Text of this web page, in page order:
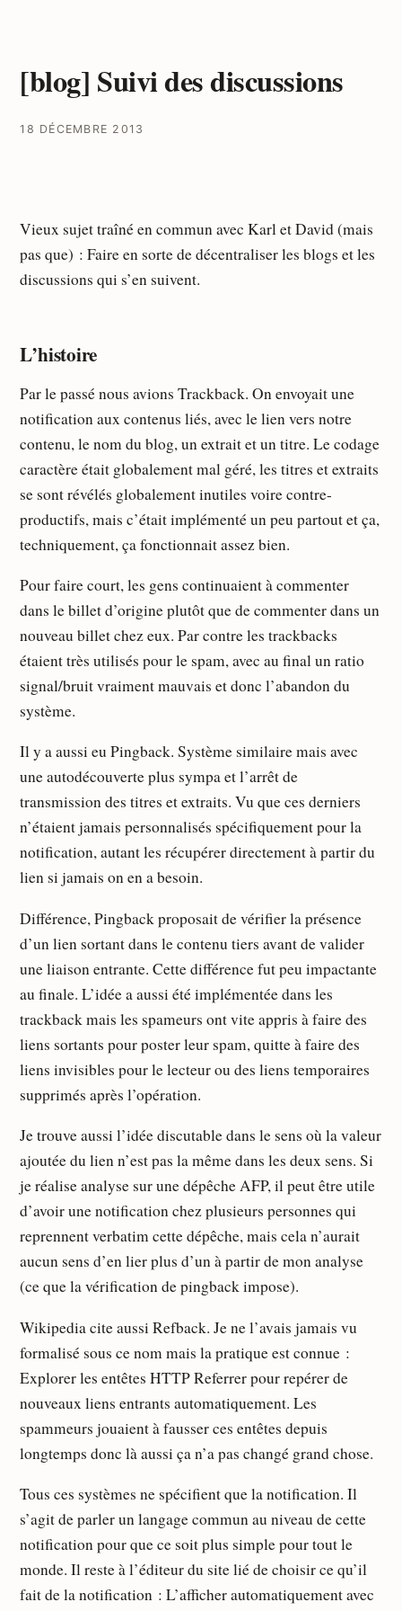
[blog] Suivi des discussions
18 DÉCEMBRE 2013
Vieux sujet traîné en commun avec Karl et David (mais
pas que) : Faire en sorte de décentraliser les blogs et les
discussions qui s’en suivent.
L’histoire
Par le passé nous avions Trackback. On envoyait une
notification aux contenus liés, avec le lien vers notre
contenu, le nom du blog, un extrait et un titre. Le codage
caractère était globalement mal géré, les titres et extraits
se sont révélés globalement inutiles voire contre-
productifs, mais c’était implémenté un peu partout et ça,
techniquement, ça fonctionnait assez bien.
Pour faire court, les gens continuaient à commenter
dans le billet d’origine plutôt que de commenter dans un
nouveau billet chez eux. Par contre les trackbacks
étaient très utilisés pour le spam, avec au final un ratio
signal/bruit vraiment mauvais et donc l’abandon du
système.
Il y a aussi eu Pingback. Système similaire mais avec
une autodécouverte plus sympa et l’arrêt de
transmission des titres et extraits. Vu que ces derniers
n’étaient jamais personnalisés spécifiquement pour la
notification, autant les récupérer directement à partir du
lien si jamais on en a besoin.
Différence, Pingback proposait de vérifier la présence
d’un lien sortant dans le contenu tiers avant de valider
une liaison entrante. Cette différence fut peu impactante
au finale. L’idée a aussi été implémentée dans les
trackback mais les spameurs ont vite appris à faire des
liens sortants pour poster leur spam, quitte à faire des
liens invisibles pour le lecteur ou des liens temporaires
supprimés après l’opération.
Je trouve aussi l’idée discutable dans le sens où la valeur
ajoutée du lien n’est pas la même dans les deux sens. Si
je réalise analyse sur une dépêche AFP, il peut être utile
d’avoir une notification chez plusieurs personnes qui
reprennent verbatim cette dépêche, mais cela n’aurait
aucun sens d’en lier plus d’un à partir de mon analyse
(ce que la vérification de pingback impose).
Wikipedia cite aussi Refback. Je ne l’avais jamais vu
formalisé sous ce nom mais la pratique est connue :
Explorer les entêtes HTTP Referrer pour repérer de
nouveaux liens entrants automatiquement. Les
spammeurs jouaient à fausser ces entêtes depuis
longtemps donc là aussi ça n’a pas changé grand chose.
Tous ces systèmes ne spécifient que la notification. Il
s’agit de parler un langage commun au niveau de cette
notification pour que ce soit plus simple pour tout le
monde. Il reste à l’éditeur du site lié de choisir ce qu’il
fait de la notification : L’afficher automatiquement avec